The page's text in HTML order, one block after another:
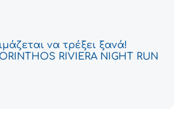
να τρέξει ξανά!
RIVIERA NIGHT RUN